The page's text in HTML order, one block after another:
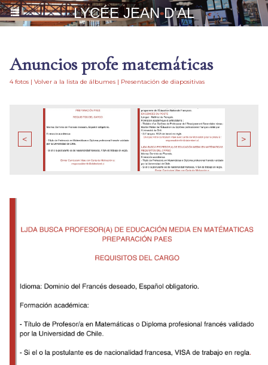
LYCÉE JEAN D'AL
Anuncios profe matemáticas
4 fotos | Volver a la lista de álbumes | Presentación de diapositivas
< >